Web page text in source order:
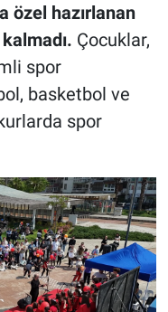
özel hazırlanan
Çocuklar,
spor
basketbol ve
spor